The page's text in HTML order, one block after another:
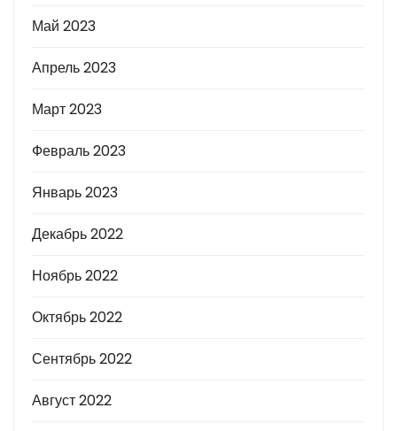
Май 2023
Апрель 2023
Март 2023
Февраль 2023
Январь 2023
Декабрь 2022
Ноябрь 2022
Октябрь 2022
Сентябрь 2022
Август 2022